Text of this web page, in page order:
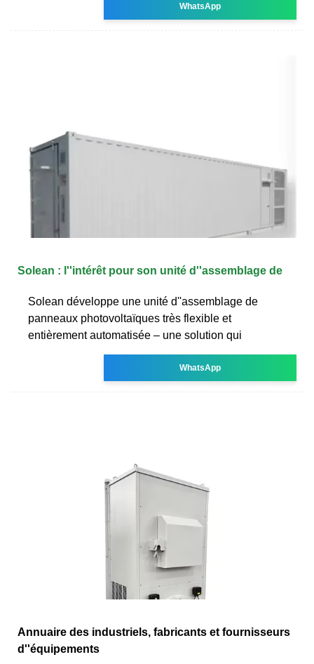
WhatsApp
Solean : l''intérêt pour son unité d''assemblage de
Solean développe une unité d''assemblage de
panneaux photovoltaïques très flexible et
entièrement automatisée – une solution qui
WhatsApp
Annuaire des industriels, fabricants et fournisseurs
d''équipements